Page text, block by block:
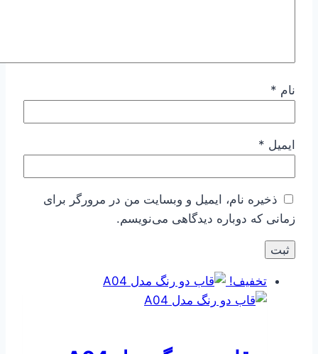
نام *
ایمیل *
ذخیره نام، ایمیل و وبسایت من در مرورگر برای
زمانی که دوباره دیدگاهی می‌نویسم.
تخفیف!